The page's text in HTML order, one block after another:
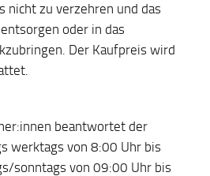
nicht zu verzehren und das
oder in das
Der Kaufpreis wird
beantwortet der
werktags von 8:00 Uhr bis
sonntags von 09:00 Uhr bis